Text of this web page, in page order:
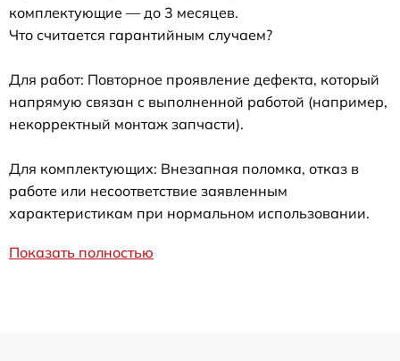
комплектующие — до 3 месяцев.
Что считается гарантийным случаем?
Для работ: Повторное проявление дефекта, который
напрямую связан с выполненной работой (например,
некорректный монтаж запчасти).
Для комплектующих: Внезапная поломка, отказ в
работе или несоответствие заявленным
характеристикам при нормальном использовании.
Показать полностью